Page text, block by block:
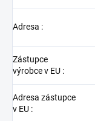
Adresa :
Zástupce
výrobce v EU :
Adresa zástupce
v EU :